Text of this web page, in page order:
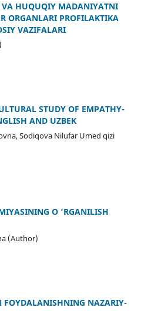
HUQUQIY MADANIYATNI
ORGANLARI PROFILAKTIKA
VAZIFALARI
STUDY OF EMPATHY-
AND UZBEK
Sodiqova Nilufar Umed qizi
O ‘RGANILISH
(Author)
FOYDALANISHNING NAZARIY-